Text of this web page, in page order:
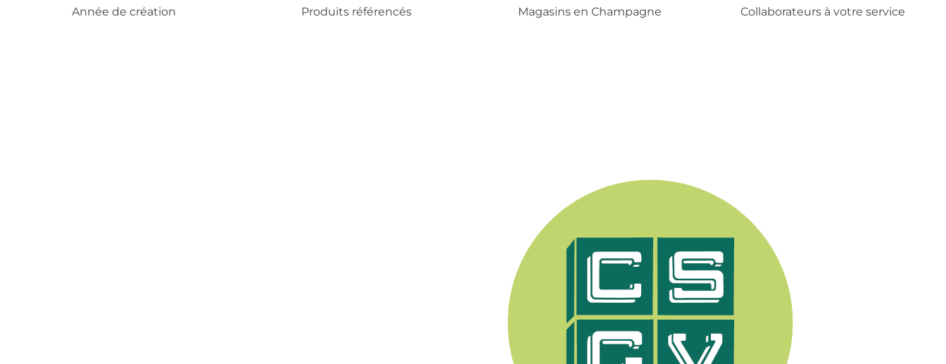
Année de création Produits référencés Magasins en Champagne Collaborateurs à votre service